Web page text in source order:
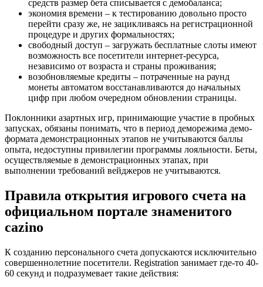
средств размер бета списывается с демобаланса;
экономия времени – к тестированию довольно просто
перейти сразу же, не зацикливаясь на регистрационной
процедуре и других формальностях;
свободный доступ – загружать бесплатные слоты имеют
возможность все посетители интернет-ресурса,
независимо от возраста и страны проживания;
возобновляемые кредиты – потраченные на раунд
монеты автоматом восстанавливаются до начальных
цифр при любом очередном обновлении страницы.
Поклонники азартных игр, принимающие участие в пробных
запусках, обязаны понимать, что в период деморежима демо-
формата демонстрационных этапов не учитываются баллы
опыта, недоступны привилегии программы лояльности. Беты,
осуществляемые в демонстрационных этапах, при
выполнении требований вейджеров не учитываются.
Правила открытия игрового счета на
официальном портале знаменитого
cazino
К созданию персонального счета допускаются исключительно
совершеннолетние посетители. Registration занимает где-то 40-
60 секунд и подразумевает такие действия: